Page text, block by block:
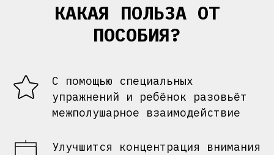
КАКАЯ ПОЛЬЗА ОТ
ПОСОБИЯ?
С помощью специальных
упражнений и ребёнок разовьёт
межполушарное взаимодействие
Улучшится концентрация внимания